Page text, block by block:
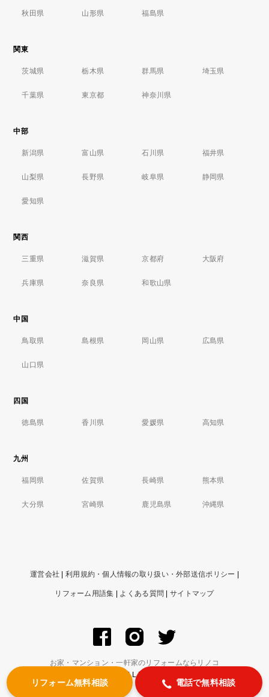
リフォーム無料相談 電話で無料相談
秋田県 山形県 福島県
関東
茨城県 栃木県 群馬県 埼玉県
千葉県 東京都 神奈川県
中部
新潟県 富山県 石川県 福井県
山梨県 長野県 岐阜県 静岡県
愛知県
関西
三重県 滋賀県 京都府 大阪府
兵庫県 奈良県 和歌山県
中国
鳥取県 島根県 岡山県 広島県
山口県
四国
徳島県 香川県 愛媛県 高知県
九州
福岡県 佐賀県 長崎県 熊本県
大分県 宮崎県 鹿児島県 沖縄県
運営会社 利用規約・個人情報の取り扱い・外部送信ポリシー
リフォーム用語集 よくある質問 サイトマップ
お家・マンション・一軒家のリフォームならリノコ
© ZIGExN Co., Ltd. ALL RIGHTS RESERVED.